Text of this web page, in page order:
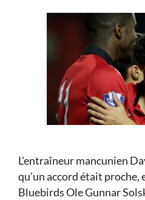
L'entraîneur mancunien
qu'un accord était proche,
Bluebirds Ole Gunnar